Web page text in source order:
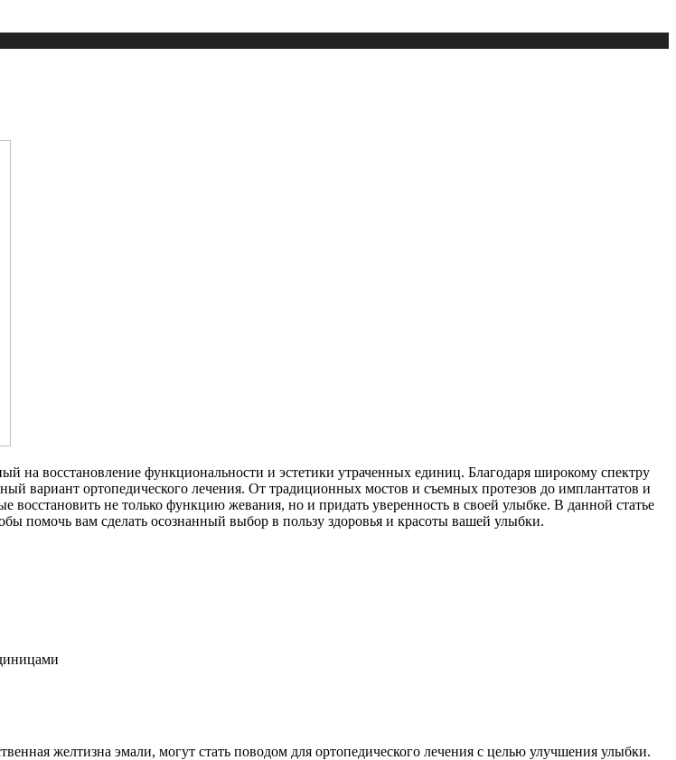
на восстановление функциональности и эстетики утраченных единиц. Благодаря широкому спектру
вариант ортопедического лечения. От традиционных мостов и съемных протезов до имплантатов и
восстановить не только функцию жевания, но и придать уверенность в своей улыбке. В данной статье
помочь вам сделать осознанный выбор в пользу здоровья и красоты вашей улыбки.
желтизна эмали, могут стать поводом для ортопедического лечения с целью улучшения улыбки.